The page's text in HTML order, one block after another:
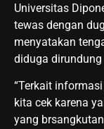
Universitas
tewas dengan
menyatakan
diduga
“Terkait
kita cek karena
yang